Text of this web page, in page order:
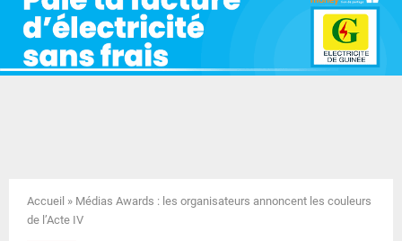
R
Y
N
Accueil » Médias Awards : les organisateurs annoncent les couleurs
de l’Acte IV